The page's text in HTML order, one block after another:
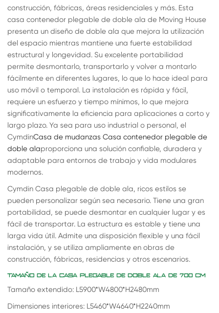
construcción, fábricas, áreas residenciales y más. Esta
casa contenedor plegable de doble ala de Moving House
presenta un diseño de doble ala que mejora la utilización
del espacio mientras mantiene una fuerte estabilidad
estructural y longevidad. Su excelente portabilidad
permite desmontarlo, transportarlo y volver a montarlo
fácilmente en diferentes lugares, lo que lo hace ideal para
uso móvil o temporal. La instalación es rápida y fácil,
requiere un esfuerzo y tiempo mínimos, lo que mejora
significativamente la eficiencia para aplicaciones a corto y
largo plazo. Ya sea para uso industrial o personal, el
CymdinCasa de mudanzas Casa contenedor plegable de
doble alaproporciona una solución confiable, duradera y
adaptable para entornos de trabajo y vida modulares
modernos.
Cymdin Casa plegable de doble ala, ricos estilos se
pueden personalizar según sea necesario. Tiene una gran
portabilidad, se puede desmontar en cualquier lugar y es
fácil de transportar. La estructura es estable y tiene una
larga vida útil. Admite una disposición flexible y una fácil
instalación, y se utiliza ampliamente en obras de
construcción, fábricas, residencias y otros escenarios.
TAMAÑO DE LA CASA PLEGABLE DE DOBLE ALA DE 700 CM
Tamaño extendido: L5900*W4800*H2480mm
Dimensiones interiores: L5460*W4640*H2240mm